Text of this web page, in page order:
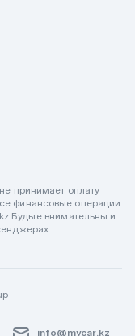
принимает оплату
финансовые операции
Будьте внимательны и
info@mycar.kz